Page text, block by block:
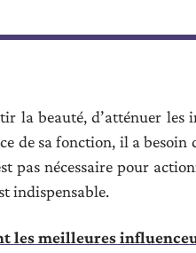
la beauté, d’atténuer
de sa fonction, il a
pas nécessaire pour
indispensable.
les meilleures